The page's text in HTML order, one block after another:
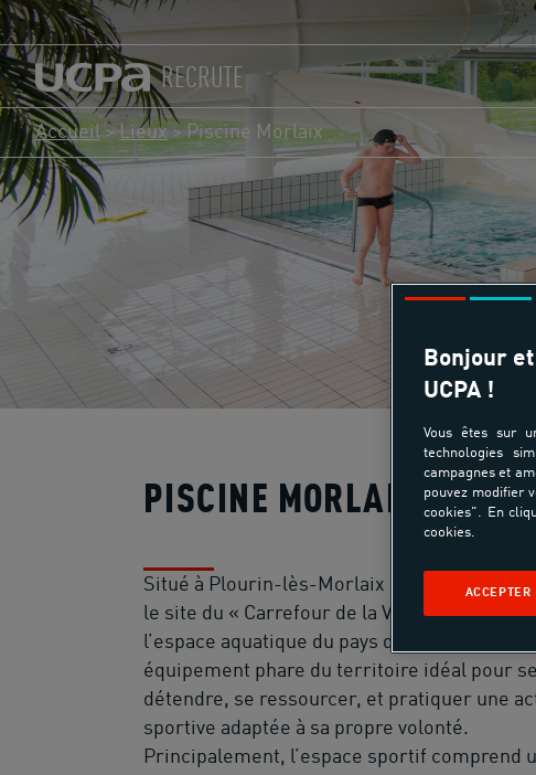
RECRUTE
Accueil>Lieux>Piscine Morlaix
PISCINE MORLAIX
Situé à Plourin-lès-Morlaix dans le
le site du « Carrefour de la Vieille Roche »,
l’espace aquatique du pays de Morlaix est un
équipement phare du territoire idéal pour se
détendre, se ressourcer, et pratiquer une
sportive adaptée à sa propre volonté.
Principalement, l’espace sportif comprend
Bonjour
UCPA !
Vous êtes sur
technologies
campagnes et
pouvez modifier
cookies". En
cookies.
ACCEPTER